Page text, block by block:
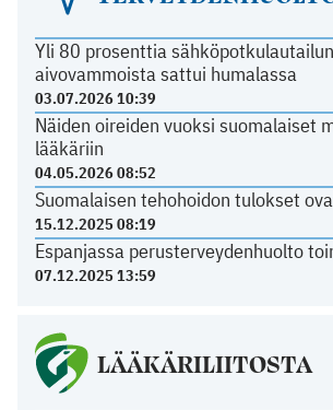
Yli 80 prosenttia
aivovammoista sattui humalassa
03.07.2026 10:39
Näiden oireiden vuoksi suomalaiset
lääkäriin
04.05.2026 08:52
Suomalaisen tehohoidon tulokset
15.12.2025 08:19
Espanjassa perusterveydenhuolto
07.12.2025 13:59
LÄÄKÄRILIITOSTA